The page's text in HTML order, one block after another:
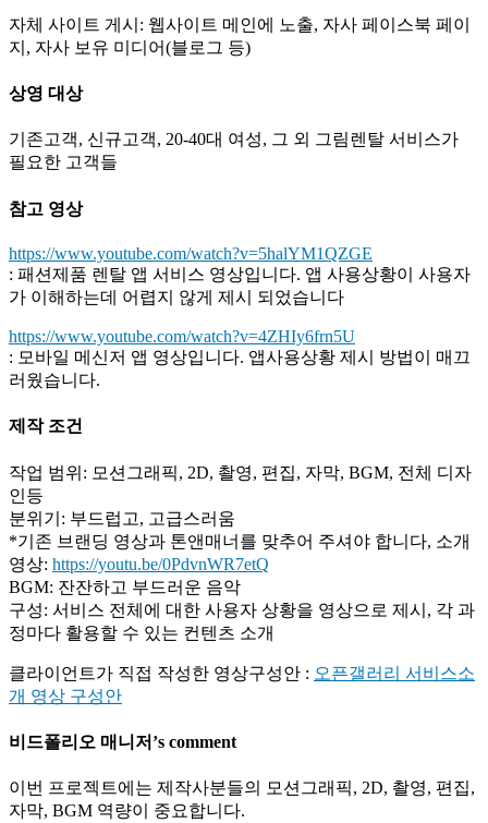
자체 사이트 게시: 웹사이트 메인에 노출, 자사 페이스북 페이
지, 자사 보유 미디어(블로그 등)
상영 대상
기존고객, 신규고객, 20-40대 여성, 그 외 그림렌탈 서비스가
필요한 고객들
참고 영상
https://www.youtube.com/watch?v=5halYM1QZGE
: 패션제품 렌탈 앱 서비스 영상입니다. 앱 사용상황이 사용자
가 이해하는데 어렵지 않게 제시 되었습니다
https://www.youtube.com/watch?v=4ZHIy6frn5U
: 모바일 메신저 앱 영상입니다. 앱사용상황 제시 방법이 매끄
러웠습니다.
제작 조건
작업 범위: 모션그래픽, 2D, 촬영, 편집, 자막, BGM, 전체 디자
인등
분위기: 부드럽고, 고급스러움
*기존 브랜딩 영상과 톤앤매너를 맞추어 주셔야 합니다, 소개
영상: https://youtu.be/0PdvnWR7etQ
BGM: 잔잔하고 부드러운 음악
구성: 서비스 전체에 대한 사용자 상황을 영상으로 제시, 각 과
정마다 활용할 수 있는 컨텐츠 소개
클라이언트가 직접 작성한 영상구성안 : 오픈갤러리 서비스소
개 영상 구성안
비드폴리오 매니저 ’s comment
이번 프로젝트에는 제작사분들의 모션그래픽, 2D, 촬영, 편집,
자막, BGM 역량이 중요합니다.